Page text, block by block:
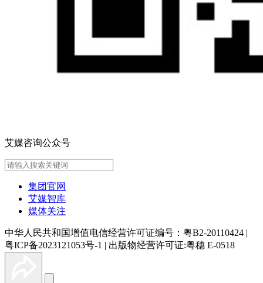
艾媒咨询公众号
集团官网
艾媒智库
媒体关注
中华人民共和国增值电信经营许可证编号：粤B2-20110424 |
粤ICP备2023121053号-1 | 出版物经营许可证:粤穗 E-0518